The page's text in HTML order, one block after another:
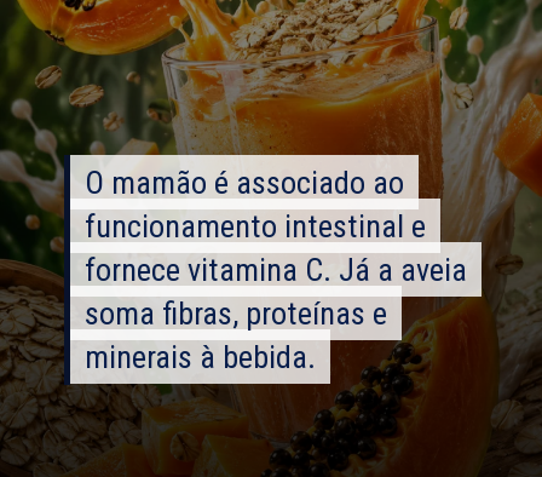
O mamão é associado ao
funcionamento intestinal e
fornece vitamina C. Já a aveia
soma fibras, proteínas e
minerais à bebida.
O mamão é associado ao
funcionamento intestinal e
fornece vitamina C. Já a aveia
soma fibras, proteínas e
minerais à bebida.